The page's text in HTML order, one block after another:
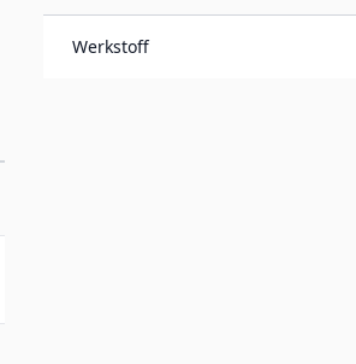
Werkstoff